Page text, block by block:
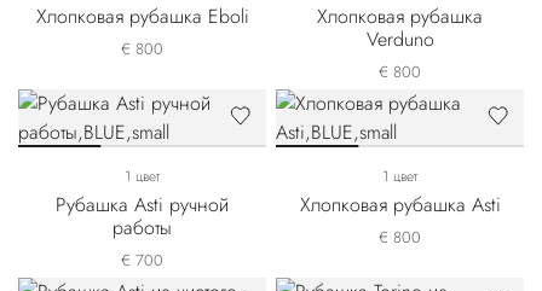
Хлопковая рубашка Eboli
€ 800
Хлопковая рубашка
Verduno
€ 800
1 цвет
Рубашка Asti ручной
работы
€ 700
1 цвет
Хлопковая рубашка Asti
€ 800